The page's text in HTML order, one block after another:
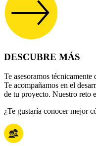
DESCUBRE MÁS
Te asesoramos técnicamente
Te acompañamos en el
de tu proyecto. Nuestro reto
¿Te gustaría conocer mejor